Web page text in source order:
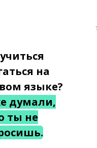
на
языке?
думали,
ты не